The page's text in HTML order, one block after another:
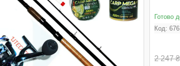
Готово
Код: 676
2 247 ₴